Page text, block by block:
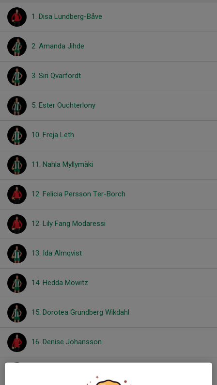
1. Disa Lundberg-Båve
2. Amanda Jihde
3. Siri Qvarfordt
5. Ester Ouchterlony
10. Freja Leth
11. Nahla Myllymäki
12. Felicia Persson Ter-Borch
12. Lily Fang Modaressi
13. Ida Almqvist
14. Hedda Mowitz
15. Dorotea Grundberg Wikdahl
16. Denise Johansson